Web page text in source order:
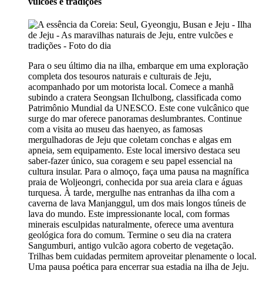
Para o seu último dia na ilha, embarque em uma exploração
completa dos tesouros naturais e culturais de Jeju,
acompanhado por um motorista local. Comece a manhã
subindo a cratera Seongsan Ilchulbong, classificada como
Patrimônio Mundial da UNESCO. Este cone vulcânico que
surge do mar oferece panoramas deslumbrantes. Continue
com a visita ao museu das haenyeo, as famosas
mergulhadoras de Jeju que coletam conchas e algas em
apneia, sem equipamento. Este local imersivo destaca seu
saber-fazer único, sua coragem e seu papel essencial na
cultura insular. Para o almoço, faça uma pausa na magnífica
praia de Woljeongri, conhecida por sua areia clara e águas
turquesa. À tarde, mergulhe nas entranhas da ilha com a
caverna de lava Manjanggul, um dos mais longos túneis de
lava do mundo. Este impressionante local, com formas
minerais esculpidas naturalmente, oferece uma aventura
geológica fora do comum. Termine o seu dia na cratera
Sangumburi, antigo vulcão agora coberto de vegetação.
Trilhas bem cuidadas permitem aproveitar plenamente o local.
Uma pausa poética para encerrar sua estadia na ilha de Jeju.